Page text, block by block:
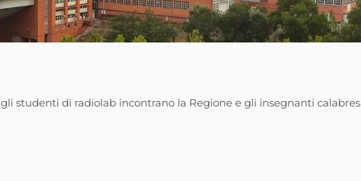
gli studenti di radiolab incontrano la Regione e gli insegnanti